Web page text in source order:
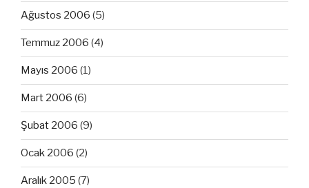
Ağustos 2006 (5)
Temmuz 2006 (4)
Mayıs 2006 (1)
Mart 2006 (6)
Şubat 2006 (9)
Ocak 2006 (2)
Aralık 2005 (7)